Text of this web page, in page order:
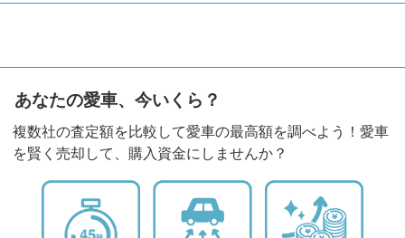
あなたの愛車、今いくら？
複数社の査定額を比較して愛車の最高額を調べよう！愛車
を賢く売却して、購入資金にしませんか？